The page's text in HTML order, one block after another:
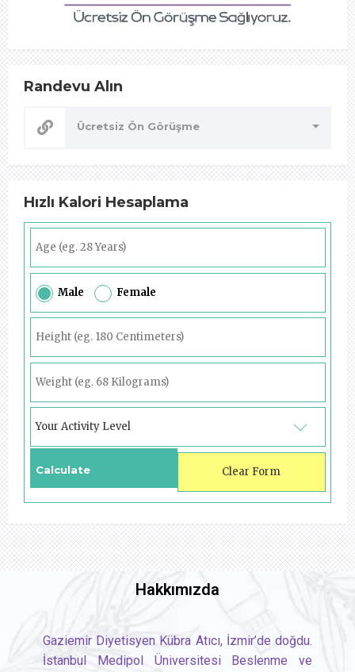
Randevu Alın
Ücretsiz Ön Görüşme
Hızlı Kalori Hesaplama
Male Female
Your Activity Level
Hakkımızda
Gaziemir Diyetisyen Kübra Atıcı, İzmir’de doğdu.
İstanbul Medipol Üniversitesi Beslenme ve